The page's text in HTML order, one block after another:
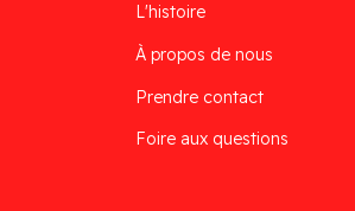
L'histoire
À propos de nous
Prendre contact
Foire aux questions